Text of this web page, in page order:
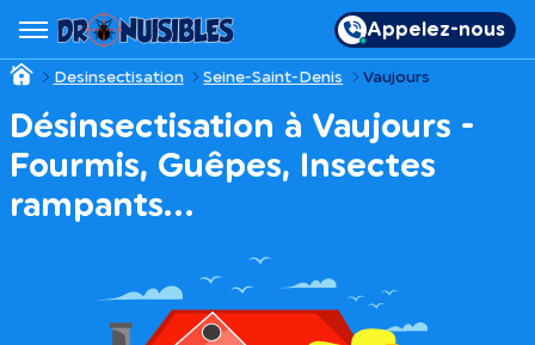
Appelez-nous
Desinsectisation Seine-Saint-Denis Vaujours
Désinsectisation à Vaujours -
Fourmis, Guêpes, Insectes
rampants…